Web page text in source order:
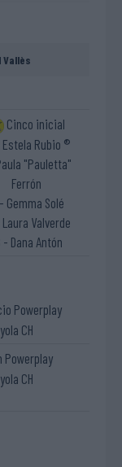
Vallès
Cinco inicial
Rubio ®
"Pauletta"
Ferrón
Gemma Solé
Valverde
- Dana Antón
Powerplay
CH
Powerplay
CH